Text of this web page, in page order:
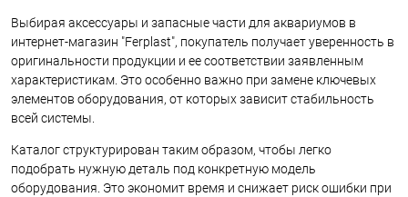
Выбирая аксессуары и запасные части для аквариумов в
интернет-магазин "Ferplast", покупатель получает уверенность в
оригинальности продукции и ее соответствии заявленным
характеристикам. Это особенно важно при замене ключевых
элементов оборудования, от которых зависит стабильность
всей системы.
Каталог структурирован таким образом, чтобы легко
подобрать нужную деталь под конкретную модель
оборудования. Это экономит время и снижает риск ошибки при